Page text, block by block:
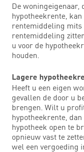
De
hypotheekrente,
rentemiddeling mits
rentemiddeling
u voor de
houden.
Lagere
Heeft u een eigen
gevallen de door u
brengen. Wilt u
hypotheekrente,
hypotheek open te
opnieuw vast te
wel een vergoeding